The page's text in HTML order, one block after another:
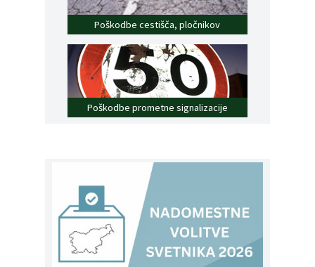
Poškodbe cestišča, pločnikov
Poškodbe prometne signalizacije